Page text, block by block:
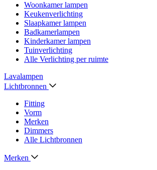
Woonkamer lampen
Keukenverlichting
Slaapkamer lampen
Badkamerlampen
Kinderkamer lampen
Tuinverlichting
Alle Verlichting per ruimte
Lavalampen
Lichtbronnen
Fitting
Vorm
Merken
Dimmers
Alle Lichtbronnen
Merken